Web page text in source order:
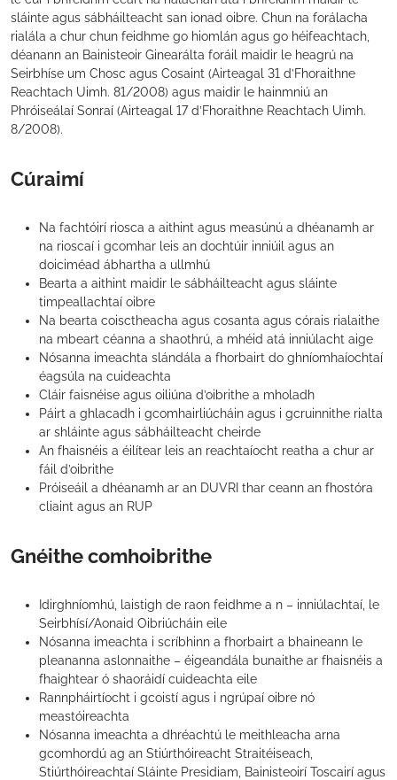
sláinte agus sábháilteacht san ionad oibre. Chun na forálacha
rialála a chur chun feidhme go hiomlán agus go héifeachtach,
déanann an Bainisteoir Ginearálta foráil maidir le heagrú na
Seirbhíse um Chosc agus Cosaint (Airteagal 31 d’Fhoraithne
Reachtach Uimh. 81/2008) agus maidir le hainmniú an
Phróiseálaí Sonraí (Airteagal 17 d’Fhoraithne Reachtach Uimh.
8/2008).
Cúraimí
Na fachtóirí riosca a aithint agus measúnú a dhéanamh ar
na rioscaí i gcomhar leis an dochtúir inniúil agus an
doiciméad ábhartha a ullmhú
Bearta a aithint maidir le sábháilteacht agus sláinte
timpeallachtaí oibre
Na bearta coisctheacha agus cosanta agus córais rialaithe
na mbeart céanna a shaothrú, a mhéid atá inniúlacht aige
Nósanna imeachta slándála a fhorbairt do ghníomhaíochtaí
éagsúla na cuideachta
Cláir faisnéise agus oiliúna d’oibrithe a mholadh
Páirt a ghlacadh i gcomhairliúcháin agus i gcruinnithe rialta
ar shláinte agus sábháilteacht cheirde
An fhaisnéis a éilítear leis an reachtaíocht reatha a chur ar
fáil d’oibrithe
Próiseáil a dhéanamh ar an DUVRI thar ceann an fhostóra
cliaint agus an RUP
Gnéithe comhoibrithe
Idirghníomhú, laistigh de raon feidhme a n – inniúlachtaí, le
Seirbhísí/Aonaid Oibriúcháin eile
Nósanna imeachta i scríbhinn a fhorbairt a bhaineann le
pleananna aslonnaithe – éigeandála bunaithe ar fhaisnéis a
fhaightear ó shaoráidí cuideachta eile
Rannpháirtíocht i gcoistí agus i ngrúpaí oibre nó
meastóireachta
Nósanna imeachta a dhréachtú le meithleacha arna
gcomhordú ag an Stiúrthóireacht Straitéiseach,
Stiúrthóireachtaí Sláinte Presidiam, Bainisteoirí Toscairí agus